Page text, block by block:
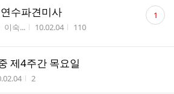
수파견미사
작성자
이숙... 작성시간
10.02.04 조회수
110
댓
글 1
제4주간 목요일
시간 조회수
2